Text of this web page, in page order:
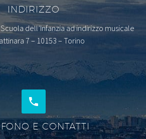
INDIRIZZO
dell’Infanzia ad indirizzo musicale
7 – 10153 – Torino
E CONTATTI